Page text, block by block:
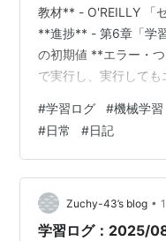
教材** - O'REILLY 「
**進捗** - 第6章「学
の初期値 **エラー・
で実行し、実行しても
い- たいていは、1文
一目見ただけでは見
つわる雑談- Duolingo
-- ## 学習以外の日常
#学習ログ #機械学習
#日常 #日記
Zuchy-43’s blog •
学習ログ：2025/